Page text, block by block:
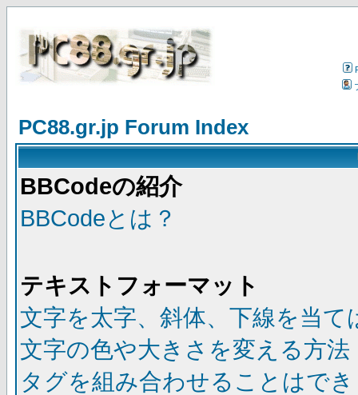
PC88.gr.jp Forum Index
BBCodeの紹介
BBCodeとは？
テキストフォーマット
文字を太字、斜体、下線を当て
文字の色や大きさを変える方法
タグを組み合わせることはで